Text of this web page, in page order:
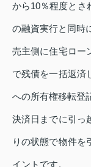
から10％程度とさ
の融資実行と同時
売主側に住宅ロー
で残債を一括返済
への所有権移転登
決済日までに引っ
りの状態で物件を
イントです。